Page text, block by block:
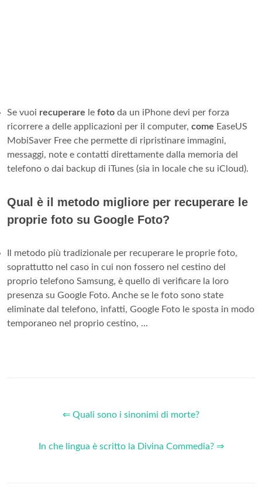
Se vuoi recuperare le foto da un iPhone devi per forza
ricorrere a delle applicazioni per il computer, come EaseUS
MobiSaver Free che permette di ripristinare immagini,
messaggi, note e contatti direttamente dalla memoria del
telefono o dai backup di iTunes (sia in locale che su iCloud).
Qual è il metodo migliore per recuperare le
proprie foto su Google Foto?
Il metodo più tradizionale per recuperare le proprie foto,
soprattutto nel caso in cui non fossero nel cestino del
proprio telefono Samsung, è quello di verificare la loro
presenza su Google Foto. Anche se le foto sono state
eliminate dal telefono, infatti, Google Foto le sposta in modo
temporaneo nel proprio cestino, ...
⇐ Quali sono i sinonimi di morte?
In che lingua è scritto la Divina Commedia? ⇒